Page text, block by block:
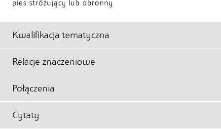
pies stróżujący lub obronny
Kwalifikacja tematyczna
Relacje znaczeniowe
Połączenia
Cytaty